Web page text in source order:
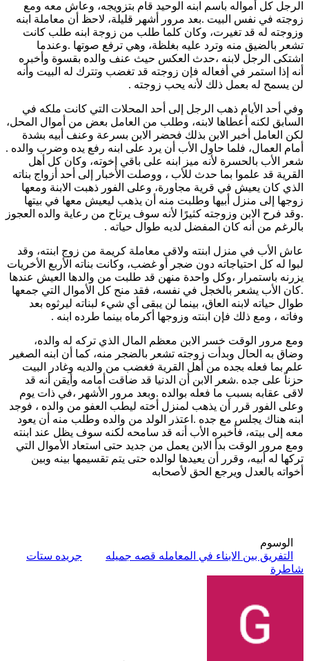
الرجل كل أمواله باسم ابنه الوحيد قام بتزويجه، وعاش معه ومع
زوجته في نفس البيت .بعد مرور أشهر قليلة، لاحظ أن معاملة ابنه
وزوجته له قد تغيرت، وكان كلما طلب من زوجة ابنه طلب كانت
تشعر بالضيق منه وترد عليه بغلظة، وهي ترفع صوتها .وعندما
اشتكى الرجل لابنه ،حدث العكس حيث عنف والده بقسوة وأخبره
أنه إذا استمر في أفعاله فإن زوجته قد تغضب وتترك له البيت وأنه
لن يسمح له بعمل ذلك لأنه يحب زوجته .
وفي أحد الأيام ذهب الرجل إلى أحد المحلات التي كانت ملكه في
السابق لكنه أعطاها لابنه، وطلب من العامل بعض من أموال المحل،
لكن العامل أخبر الابن بذلك فحضر الابن بسرعة وعنف أبيه بشدة
أمام العمال، فلما حاول الأب أن يرد على ابنه رفع يده وضرب والده .
شعر الأب بالحسرة لأنه ميز ابنه على باقي إخوته، وكان كل أهل
القرية قد علموا بما حدث للأب ، ووصلت الأخبار إلى أحد أزواج بناته
الذي كان يعيش في قرية مجاورة، وعلى الفور ذهبت الابنة ومعها
زوجها إلى منزل أبيها وطلبت منه أن يذهب ليعيش معها في بيتها
.وقد فرح الابن وزوجته كثيرًا لأنه سوف يرتاح من رعاية والده العجوز
بالرغم من أنه كان المفضل لديه طوال حياته .
عاش الأب في منزل ابنته ولاقى معاملة كريمة من زوج ابنته، وقد
لبوا له كل احتياجاته دون ضجر أو غضب، وكانت بناته الأربع الأخريات
يزرنه باستمرار ،وكل واحدة منهن قد طلبت من والدها العيش عندها
.كان الأب يشعر بالخجل في نفسه، فقد منح كل الأموال التي جمعها
طوال حياته لابنه العاق، بينما لن يبقى أي شيء لبناته ليرثوه بعد
وفاته ، ومع ذلك فإن ابنته وزوجها أكرماه بينما طرده ابنه .
ومع مرور الوقت خسر الابن معظم المال الذي تركه له والده،
وضاق به الحال وبدأت زوجته تشعر بالضجر منه، كما أن ابنه الصغير
علم بما فعله بجده من أهل القرية فغضب من والديه وغادر البيت
حزناً على جده .شعر الابن أن الدنيا قد ضاقت أمامه وأيقن أنه قد
لاقى عقابه بسبب ما فعله بوالده .وبعد مرور الأشهر ،في ذات يوم
وعلى الفور قرر أن يذهب لمنزل أخته ليطب العفو من والده ، فوجد
ابنه هناك يجلس مع جده .اعتذر الولد من والده وطلب منه أن يعود
معه إلى بيته، فأخبره الأب أنه قد سامحه لكنه سوف يظل عند ابنته
ومع مرور الوقت بدأ الابن يعمل من جديد حتى استعاد الأموال التي
تركها له أبيه، وقرر أن يعيدها لوالده حتى يتم تقسيمها بينه وبين
أخواته بالعدل ويرجع الحق لأصحابه
الوسوم
التفريق بين الابناء في المعامله قصه جميله
جريده ستات
شاطرة